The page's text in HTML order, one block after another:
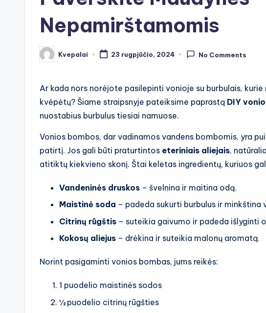
Nepamirštamomis
Posted
by
Kvepalai 23 rugpjūčio, 2024 No Comments
Ar kada nors norėjote pasilepinti vonioje su burbulais,
kvėpėtų? Šiame straipsnyje pateiksime paprastą DIY
nuostabius burbulus tiesiai namuose.
Vonios bombos, dar vadinamos vandens bombomis, yra
patirtį. Jos gali būti praturtintos eteriniais aliejais,
atitiktų kiekvieno skonį. Štai keletas ingredientų, kuriuos
Vandeninės druskos – švelnina ir maitina odą.
Maistinė soda – padeda sukurti burbulus ir minkština
Citrinų rūgštis – suteikia gaivumo ir padeda išlyginti
Kokosų aliejus – drėkina ir suteikia malonų aromatą.
Norint pasigaminti vonios bombas, jums reikės:
1 puodelio maistinės sodos
½ puodelio citrinų rūgšties